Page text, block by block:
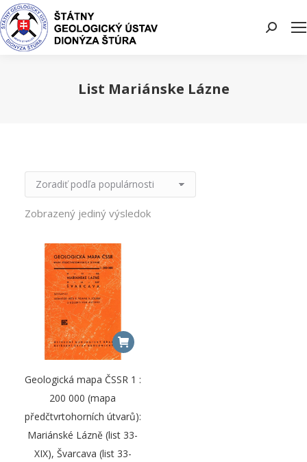
Search:
List Mariánske Lázne
Zobrazený jediný výsledok
Geologická mapa ČSSR 1 :
200 000 (mapa
předčtvrtohorních útvarů):
Mariánské Lázně (list 33-
XIX), Švarcava (list 33-